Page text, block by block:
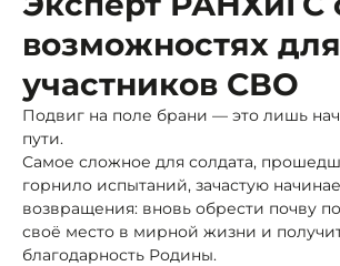
возможностях для
участников СВО
Подвиг на поле брани — это лишь
пути.
Самое сложное для солдата,
горнило испытаний, зачастую
возвращения: вновь обрести почву
своё место в мирной жизни и
благодарность Родины.